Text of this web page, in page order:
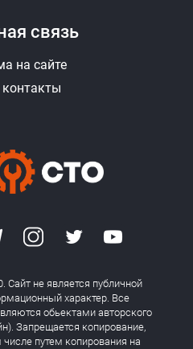
связь
на сайте
Сайт не является публичной
характер. Все
обьектами авторского
Запрещается копирование,
путем копирования на